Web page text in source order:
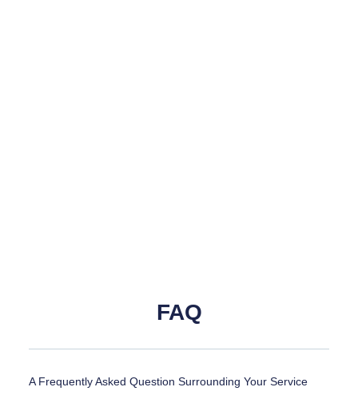
FAQ
A Frequently Asked Question Surrounding Your Service